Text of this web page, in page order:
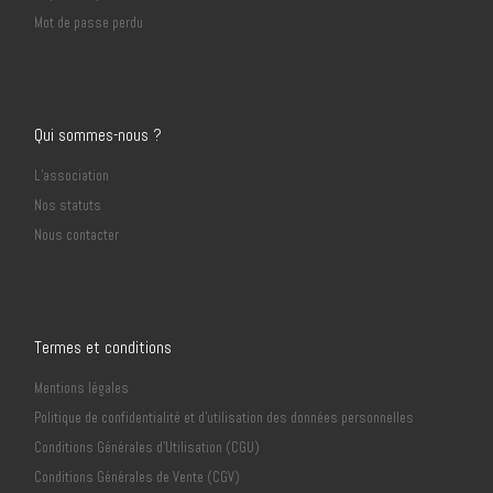
Mot de passe perdu
Qui sommes-nous ?
L’association
Nos statuts
Nous contacter
Termes et conditions
Mentions légales
Politique de confidentialité et d’utilisation des données personnelles
Conditions Générales d’Utilisation (CGU)
Conditions Générales de Vente (CGV)